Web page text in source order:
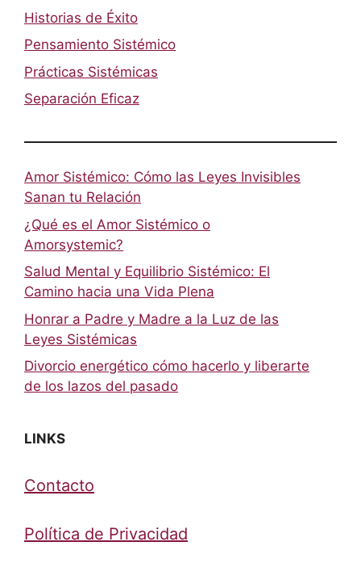
Historias de Éxito
Pensamiento Sistémico
Prácticas Sistémicas
Separación Eficaz
Amor Sistémico: Cómo las Leyes Invisibles
Sanan tu Relación
¿Qué es el Amor Sistémico o
Amorsystemic?
Salud Mental y Equilibrio Sistémico: El
Camino hacia una Vida Plena
Honrar a Padre y Madre a la Luz de las
Leyes Sistémicas
Divorcio energético cómo hacerlo y liberarte
de los lazos del pasado
LINKS
Contacto
Política de Privacidad